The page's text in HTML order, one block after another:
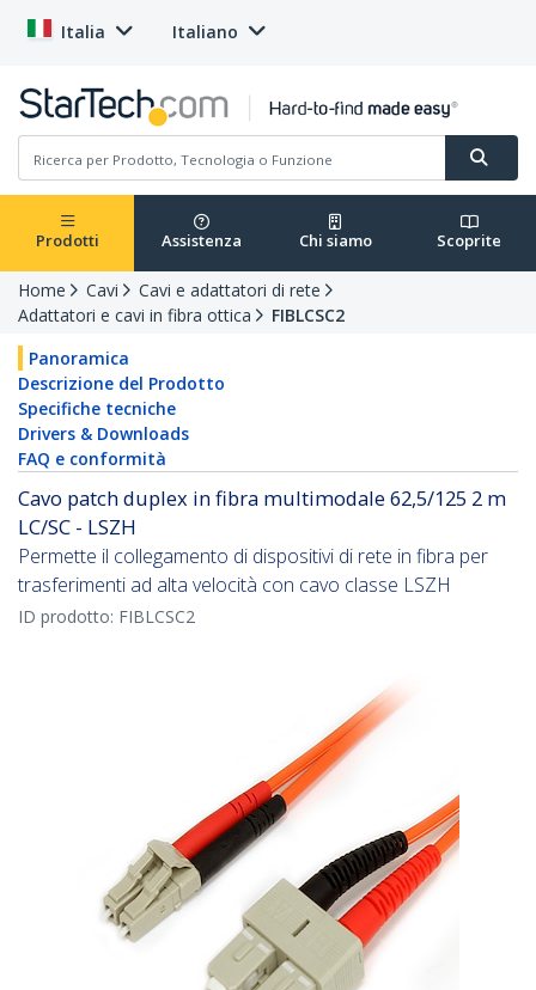
Italia Italiano
Prodotti Assistenza Chi siamo Scoprite
Home Cavi
Cavi e adattatori di rete
Adattatori e cavi in fibra ottica
FIBLCSC2
Panoramica
Descrizione del Prodotto
Specifiche tecniche
Drivers & Downloads
FAQ e conformità
Cavo patch duplex in fibra multimodale 62,5/125 2 m
LC/SC - LSZH
Permette il collegamento di dispositivi di rete in fibra per
trasferimenti ad alta velocità con cavo classe LSZH
ID prodotto: FIBLCSC2